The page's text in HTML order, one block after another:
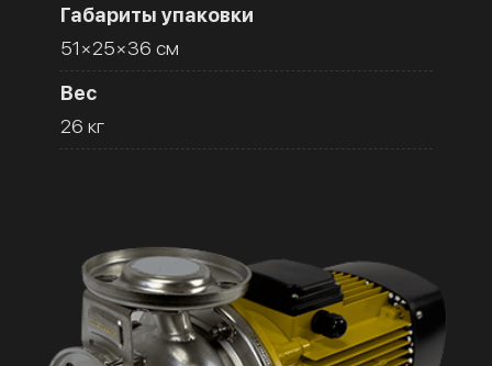
Габариты упаковки
51×25×36 см
Вес
26 кг